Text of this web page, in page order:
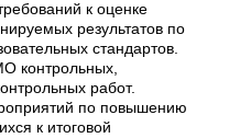
к оценке
результатов по
стандартов.
контрольных,
работ.
по повышению
к итоговой